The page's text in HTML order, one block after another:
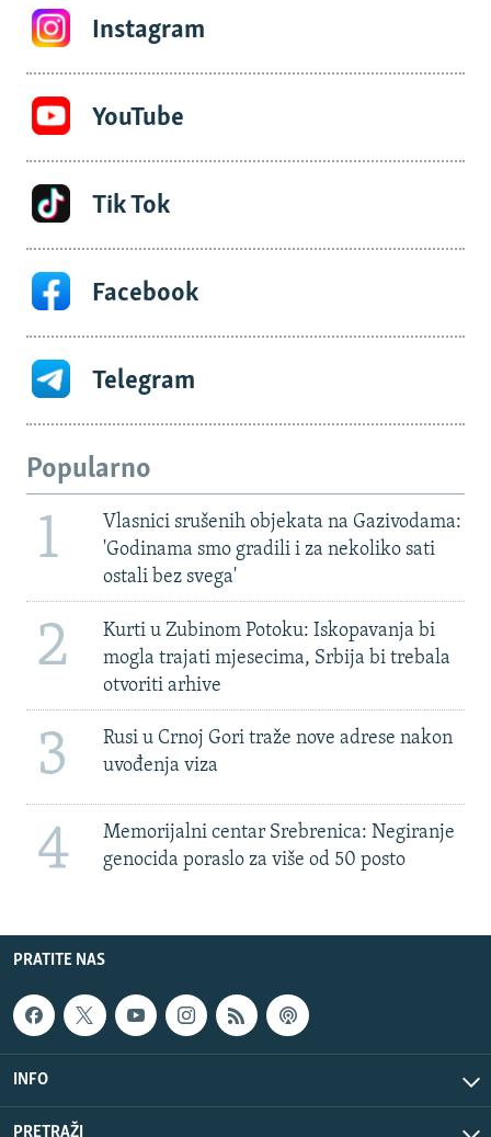
Instagram
YouTube
Tik Tok
Facebook
Telegram
Popularno
1
Vlasnici srušenih objekata na Gazivodama:
'Godinama smo gradili i za nekoliko sati
ostali bez svega'
2
Kurti u Zubinom Potoku: Iskopavanja bi
mogla trajati mjesecima, Srbija bi trebala
otvoriti arhive
3
Rusi u Crnoj Gori traže nove adrese nakon
uvođenja viza
4
Memorijalni centar Srebrenica: Negiranje
genocida poraslo za više od 50 posto
PRATITE NAS
INFO
PRETRAŽI